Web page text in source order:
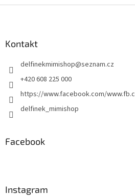
Kontakt
delfinekmimishop@seznam.cz
+420 608 225 000
https://www.facebook.com/
delfinek_mimishop
Facebook
Instagram